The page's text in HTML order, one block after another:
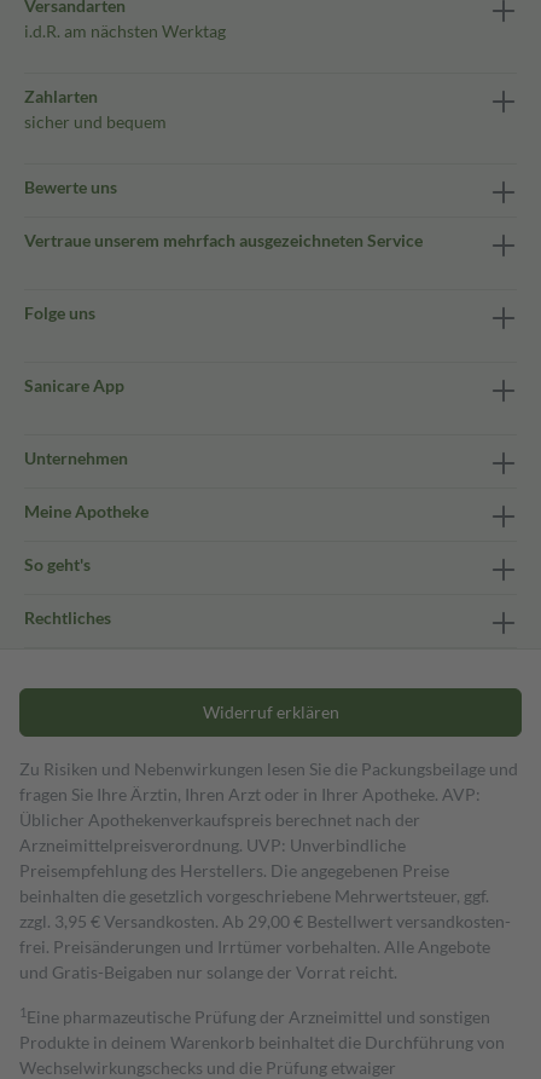
Versandarten
i.d.R. am nächsten Werktag
Zahlarten
sicher und bequem
Bewerte uns
Vertraue unserem mehrfach ausgezeichneten Service
Folge uns
Sanicare App
Unternehmen
Meine Apotheke
So geht's
Rechtliches
Widerruf erklären
Zu Risiken und Nebenwirkungen lesen Sie die Packungsbeilage und
fragen Sie Ihre Ärztin, Ihren Arzt oder in Ihrer Apotheke. AVP:
Üblicher Apothekenverkaufspreis berechnet nach der
Arzneimittelpreisverordnung. UVP: Unverbindliche
Preisempfehlung des Herstellers. Die angegebenen Preise
beinhalten die gesetzlich vorgeschriebene Mehrwertsteuer, ggf.
zzgl. 3,95 € Versandkosten. Ab 29,00 € Bestell­wert versand­kosten­
frei. Preisänderungen und Irrtümer vorbehalten. Alle Angebote
und Gratis-Beigaben nur solange der Vorrat reicht.
1 Eine pharmazeutische Prüfung der Arzneimittel und sonstigen
Produkte in deinem Warenkorb beinhaltet die Durchführung von
Wechselwirkungschecks und die Prüfung etwaiger